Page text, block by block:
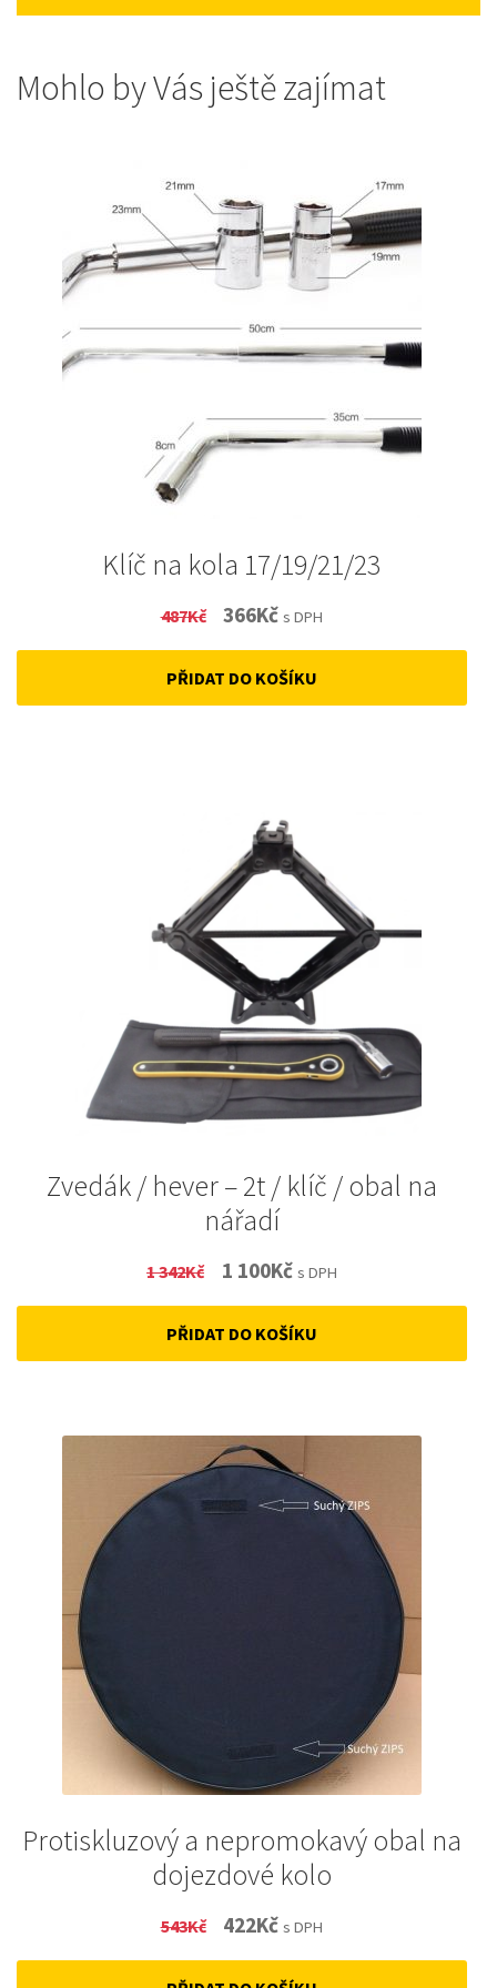
Mohlo by Vás ještě zajímat
Klíč na kola 17/19/21/23
487Kč
Original
price
was:
366KčCurrent
price
is:
s DPH
PŘIDAT DO KOŠÍKU
Zvedák / hever – 2t / klíč / obal na
nářadí
1 342Kč
Original
price
was:
1 100KčCurrent
price
is:
s DPH
PŘIDAT DO KOŠÍKU
Protiskluzový a nepromokavý obal na
dojezdové kolo
543Kč
Original
price
422KčCurrent
price
s DPH